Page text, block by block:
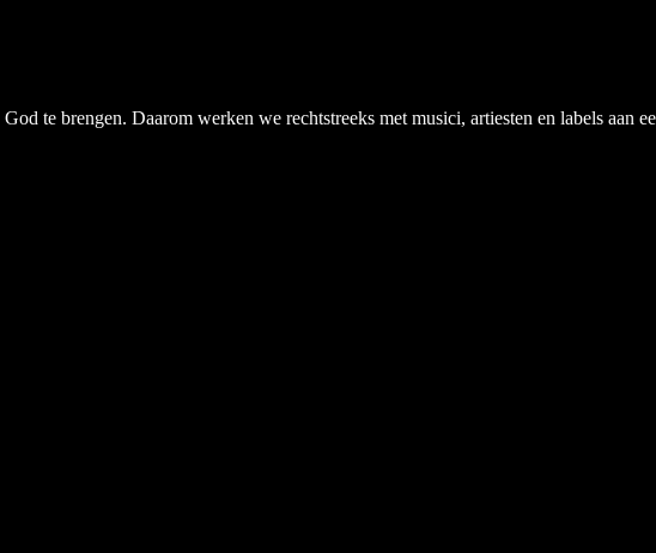
te brengen. Daarom werken we rechtstreeks met musici, artiesten en labels aan